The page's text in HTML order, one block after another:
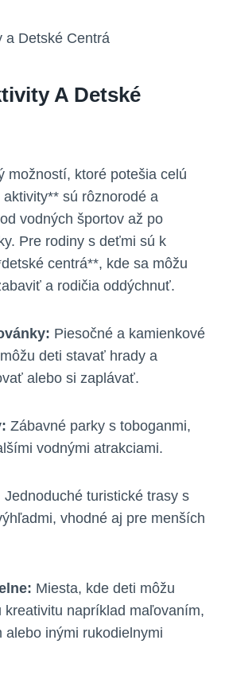
A Detské
možností, ktoré potešia celú
sú rôznorodé a
vodných športov až po
Pre rodiny s deťmi sú k
centrá**, kde sa môžu
a rodičia oddýchnuť.
Piesočné a kamienkové
deti stavať hrady a
alebo si zaplávať.
Zábavné parky s toboganmi,
vodnými atrakciami.
Jednoduché turistické trasy s
vhodné aj pre menších
Miesta, kde deti môžu
kreativitu napríklad maľovaním,
alebo inými rukodielnymi